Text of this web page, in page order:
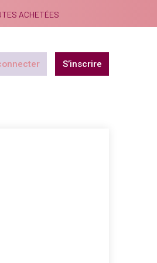
ACHETÉES
S’inscrire